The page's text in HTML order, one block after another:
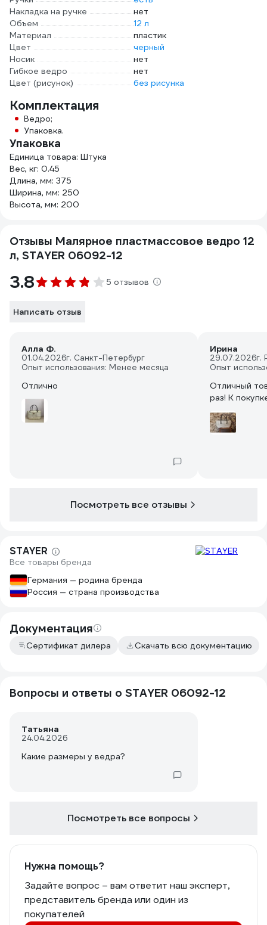
Накладка на ручке
нет
Объем
12 л
Материал
пластик
Цвет
черный
Носик
нет
Гибкое ведро
нет
Цвет (рисунок)
без рисунка
Комплектация
Ведро;
Упаковка.
Упаковка
Единица товара: Штука
Вес, кг: 0.45
Длина, мм: 375
Ширина, мм: 250
Высота, мм: 200
Отзывы Малярное пластмассовое ведро 12
л, STAYER 06092-12
3.8 5 отзывов
Написать отзыв
Алла Ф.
01.04.2026г. Санкт-Петербург
Опыт использования: Менее месяца
Отлично
Ирина
29.07.2026г.
Опыт
Отличный
раз! К
Посмотреть все отзывы
STAYER
Все товары бренда
Германия — родина бренда
Россия — страна производства
Документация
Сертификат дилера Скачать всю документацию
Вопросы и ответы о STAYER 06092-12
Татьяна
24.04.2026
Какие размеры у ведра?
Посмотреть все вопросы
Нужна помощь?
Задайте вопрос – вам ответит наш эксперт,
представитель бренда или один из
покупателей